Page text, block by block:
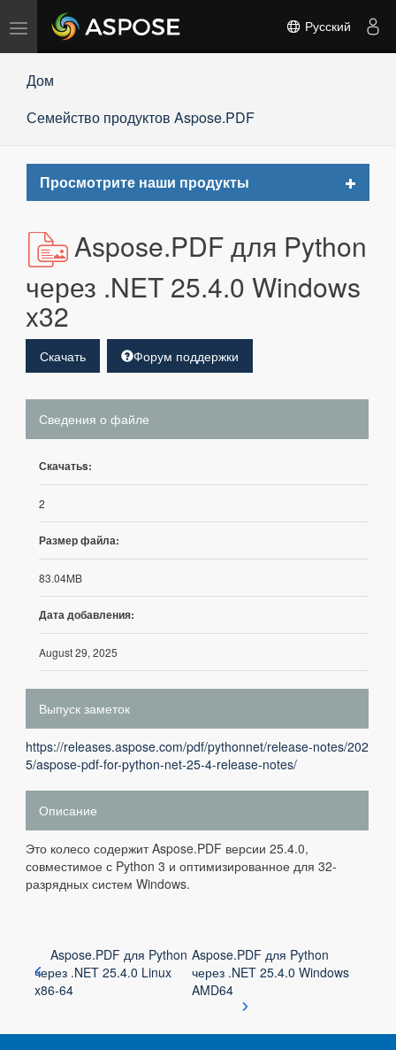
Переключить
навигацию
Русский
Дом
Семейство продуктов Aspose.PDF
Просмотрите наши продукты
Toggle
Aspose.PDF для Python
через .NET 25.4.0 Windows
x32
Скачать Форум поддержки
Сведения о файле
Скачатьs:
2
Размер файла:
83.04MB
Дата добавления:
August 29, 2025
Выпуск заметок
https://releases.aspose.com/pdf/pythonnet/release-notes/202
5/aspose-pdf-for-python-net-25-4-release-notes/
Описание
Это колесо содержит Aspose.PDF версии 25.4.0,
совместимое с Python 3 и оптимизированное для 32-
разрядных систем Windows.
Aspose.PDF для Python
через .NET 25.4.0 Linux
x86-64
Aspose.PDF для Python
через .NET 25.4.0 Windows
AMD64